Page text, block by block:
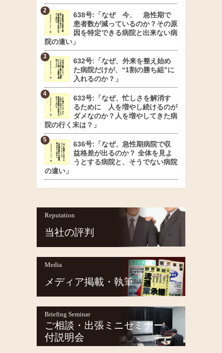
638号:「なぜ 今、 急性期で
患者数が減っているのか？その原
因を特定できる病院と出来ない病
院の違い」
632号:「なぜ、外来を整え始め
た病院だけが、“1割の勝ち組”に
入れるのか？」
633号:「なぜ、忙しさを解消す
るために 人を増やし続けるのが
ダメなのか？人を増やしてきた病
院の行く末は？」
636号:「なぜ、急性期病院で収
益格差が出るのか？ 全体を見よ
うとする病院と、そうでない病院
の違い」
Reputation
当社の評判
Media
メディア掲載・執筆
Briefing Seminar
ご相談・出張ミニセミナー
付説明会